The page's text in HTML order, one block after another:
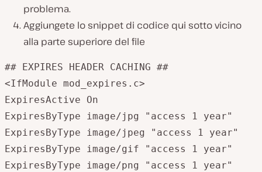
problema.
Aggiungete lo snippet di codice qui sotto vicino
alla parte superiore del file
## EXPIRES HEADER CACHING ##
<IfModule mod_expires.c>
ExpiresActive On
ExpiresByType image/jpg "access 1 year"
ExpiresByType image/jpeg "access 1 year"
ExpiresByType image/gif "access 1 year"
ExpiresByType image/png "access 1 year"